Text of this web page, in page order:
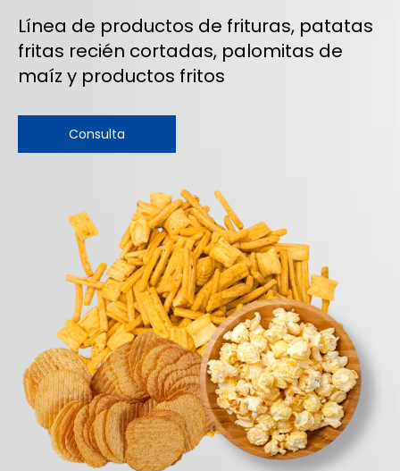
Línea de productos de frituras, patatas
fritas recién cortadas, palomitas de
maíz y productos fritos
Consulta